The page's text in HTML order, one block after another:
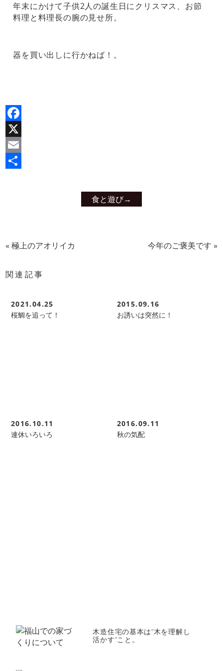
年末にかけて子供2人の誕生日にクリスマス、お節
料理と料理長の腕の見せ所。
器を買い出しに行かねば！。
Facebook
X
Email
食と遊び→
«極上のアオリイカ 今年のご褒美です »
関連記事
2021.04.25
桜鯛を追って！
2015.09.16
お誘いは突然に！
2016.10.11
連休いろいろ
2016.09.11
秋の気配
木造住宅の基本は”木を理解し
活かす”こと。